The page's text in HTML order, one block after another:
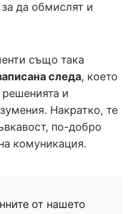
да обмислят и
също така
следа, което
решенията и
Накратко, те
по-добро
комуникация.
от нашето